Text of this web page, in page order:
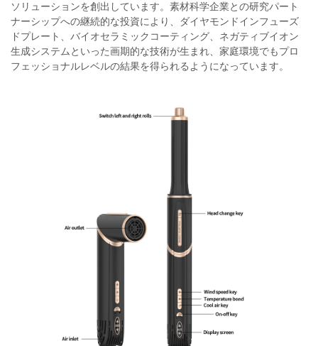
ソリューションを創出しています。素材科学企業との研究パート
ナーシップへの継続的な投資により、ダイヤモンドインフューズ
ドプレート、バイオセラミックコーティング、ネガティブイオン
生成システムといった画期的な技術が生まれ、家庭環境でもプロ
フェッショナルレベルの結果を得られるようになっています。